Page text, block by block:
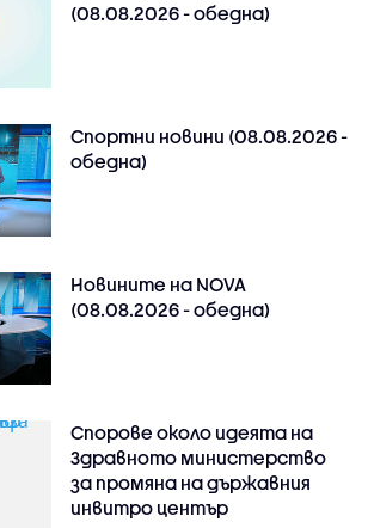
(08.08.2026 - обедна)
Спортни новини (08.08.2026 -
обедна)
Новините на NOVA
(08.08.2026 - обедна)
Спорове около идеята на
Здравното министерство
за промяна на държавния
инвитро център